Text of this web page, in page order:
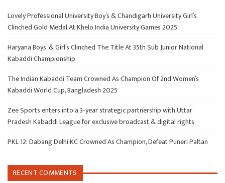
Lovely Professional University Boy’s & Chandigarh University Girl’s
Clinched Gold Medal At Khelo India University Games 2025
Haryana Boys’ & Girl’s Clinched The Title At 35th Sub Junior National
Kabaddi Championship
The Indian Kabaddi Team Crowned As Champion Of 2nd Women’s
Kabaddi World Cup, Bangladesh 2025
Zee Sports enters into a 3-year strategic partnership with Uttar
Pradesh Kabaddi League for exclusive broadcast & digital rights
PKL 12: Dabang Delhi KC Crowned As Champion, Defeat Puneri Paltan
RECENT COMMENTS